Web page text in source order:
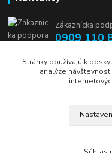
Zákaznícka
0909 110
info@perfektnetricka.sk
Stránky používajú k
analýze